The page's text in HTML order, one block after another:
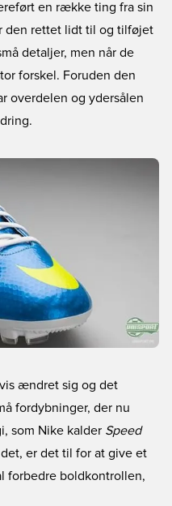
en række ting fra sin
den rettet lidt til og tilføjet
detaljer, men når de
forskel. Foruden den
overdelen og ydersålen
ændret sig og det
fordybninger, der nu
som Nike kalder Speed
er det til for at give et
forbedre boldkontrollen,